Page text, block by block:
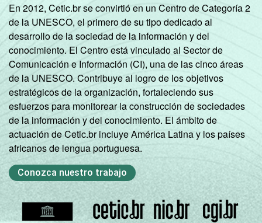
En 2012, Cetic.br se convirtió en un Centro de Categoría 2
de la UNESCO, el primero de su tipo dedicado al
desarrollo de la sociedad de la información y del
conocimiento. El Centro está vinculado al Sector de
Comunicación e Información (CI), una de las cinco áreas
de la UNESCO. Contribuye al logro de los objetivos
estratégicos de la organización, fortaleciendo sus
esfuerzos para monitorear la construcción de sociedades
de la información y del conocimiento. El ámbito de
actuación de Cetic.br incluye América Latina y los países
africanos de lengua portuguesa.
Conozca nuestro trabajo